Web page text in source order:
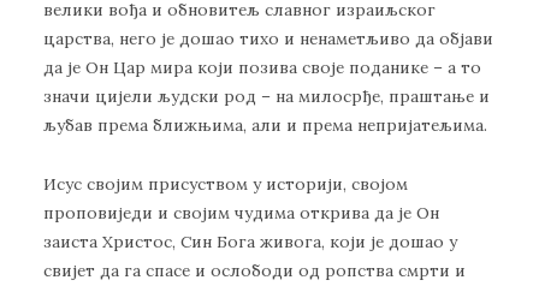
велики вођа и обновитељ славног израиљског
царства, него је дошао тихо и ненаметљиво да објави
да је Он Цар мира који позива своје поданике – а то
значи цијели људски род – на милосрђе, праштање и
љубав према ближњима, али и према непријатељима.
Исус својим присуством у историји, својом
проповиједи и својим чудима открива да је Он
заиста Христос, Син Бога живога, који је дошао у
свијет да га спасе и ослободи од ропства смрти и